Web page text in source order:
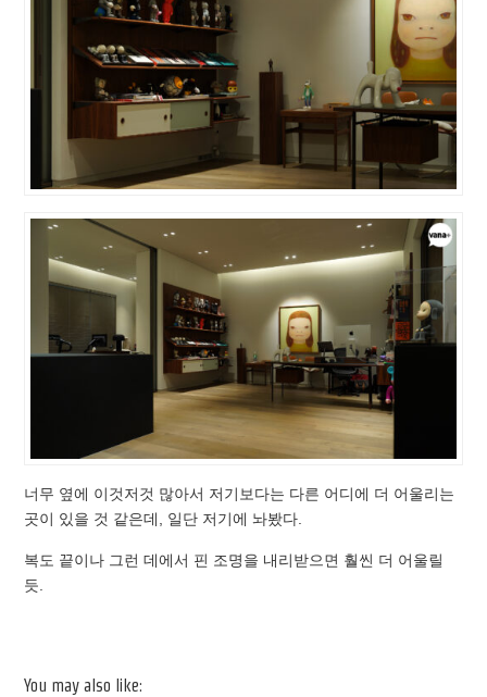
너무 옆에 이것저것 많아서 저기보다는 다른 어디에 더 어울리는
곳이 있을 것 같은데, 일단 저기에 놔봤다.
복도 끝이나 그런 데에서 핀 조명을 내리받으면 훨씬 더 어울릴
듯.
You may also like: